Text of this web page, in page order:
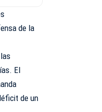
de la
El
de un